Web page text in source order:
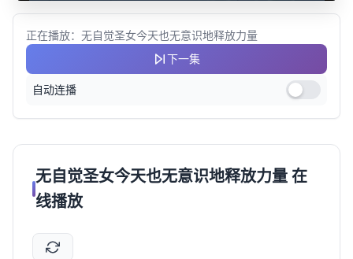
正在播放：无自觉圣女今天也无意识地释放力量
下一集
自动连播
无自觉圣女今天也无意识地释放力量 在
线播放